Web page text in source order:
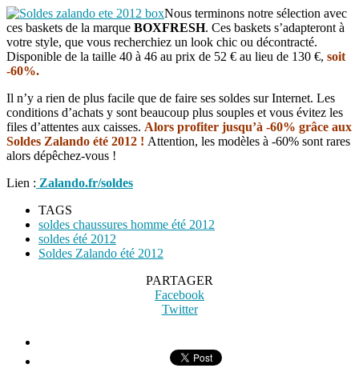
Nous terminons notre sélection avec
ces baskets de la marque BOXFRESH. Ces baskets s’adapteront à
votre style, que vous recherchiez un look chic ou décontracté.
Disponible de la taille 40 à 46 au prix de 52 € au lieu de 130 €, soit
-60%.
Il n’y a rien de plus facile que de faire ses soldes sur Internet. Les
conditions d’achats y sont beaucoup plus souples et vous évitez les
files d’attentes aux caisses. Alors profiter jusqu’à -60% grâce aux
Soldes Zalando été 2012 ! Attention, les modèles à -60% sont rares
alors dépêchez-vous !
Lien : Zalando.fr/soldes
TAGS
soldes chaussures homme été 2012
soldes été 2012
Soldes Zalando été 2012
PARTAGER
Facebook
Twitter